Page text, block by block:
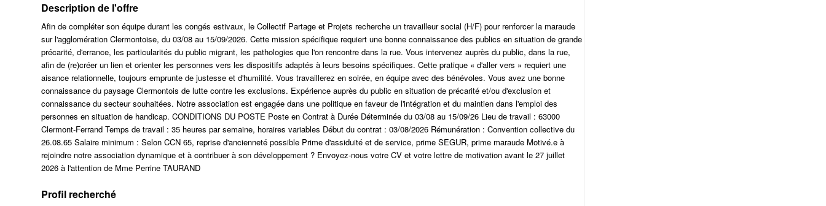
Description de l'offre
Afin de compléter son équipe durant les congés estivaux, le Collectif Partage et Projets recherche un travailleur social (H/F) pour renforcer la maraude
sur l'agglomération Clermontoise, du 03/08 au 15/09/2026. Cette mission spécifique requiert une bonne connaissance des publics en situation de grande
précarité, d'errance, les particularités du public migrant, les pathologies que l'on rencontre dans la rue. Vous intervenez auprès du public, dans la rue,
afin de (re)créer un lien et orienter les personnes vers les dispositifs adaptés à leurs besoins spécifiques. Cette pratique « d'aller vers » requiert une
aisance relationnelle, toujours emprunte de justesse et d'humilité. Vous travaillerez en soirée, en équipe avec des bénévoles. Vous avez une bonne
connaissance du paysage Clermontois de lutte contre les exclusions. Expérience auprès du public en situation de précarité et/ou d'exclusion et
connaissance du secteur souhaitées. Notre association est engagée dans une politique en faveur de l'intégration et du maintien dans l'emploi des
personnes en situation de handicap. CONDITIONS DU POSTE Poste en Contrat à Durée Déterminée du 03/08 au 15/09/26 Lieu de travail : 63000
Clermont-Ferrand Temps de travail : 35 heures par semaine, horaires variables Début du contrat : 03/08/2026 Rémunération : Convention collective du
26.08.65 Salaire minimum : Selon CCN 65, reprise d'ancienneté possible Prime d'assiduité et de service, prime SEGUR, prime maraude Motivé.e à
rejoindre notre association dynamique et à contribuer à son développement ? Envoyez-nous votre CV et votre lettre de motivation avant le 27 juillet
2026 à l'attention de Mme Perrine TAURAND
Profil recherché